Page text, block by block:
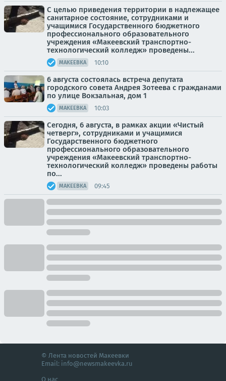
С целью приведения территории в надлежащее
санитарное состояние, сотрудниками и
учащимися Государственного бюджетного
профессионального образовательного
учреждения «Макеевский транспортно-
технологический колледж» проведены...
МАКЕЕВКА 10:10
6 августа состоялась встреча депутата
городского совета Андрея Зотеева с гражданами
по улице Вокзальная, дом 1
МАКЕЕВКА 10:03
Сегодня, 6 августа, в рамках акции «Чистый
четверг», сотрудниками и учащимися
Государственного бюджетного
профессионального образовательного
учреждения «Макеевский транспортно-
технологический колледж» проведены работы
по...
МАКЕЕВКА 09:45
© Лента новостей Макеевки
Email: info@newsmakeevka.ru
О нас